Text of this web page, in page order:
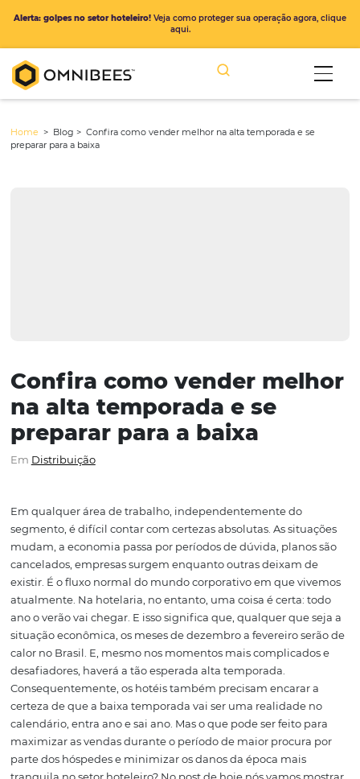
Confira como vender
preparar para a baixa
Em Distribuição
Em qualquer área de trabalho, independentemente do
segmento, é difícil contar com certezas absolutas. As
mudam, a economia passa por períodos de dúvida,
cancelados, empresas surgem enquanto outras deixam
existir. É o fluxo normal do mundo corporativo em que
atualmente. Na hotelaria, no entanto, uma coisa é
ano o verão vai chegar. E isso significa que, qualquer
situação econômica, os meses de dezembro a fevereiro
calor no Brasil. E, mesmo nos momentos mais
Alerta: golpes no setor hoteleiro!Veja como proteger sua operação